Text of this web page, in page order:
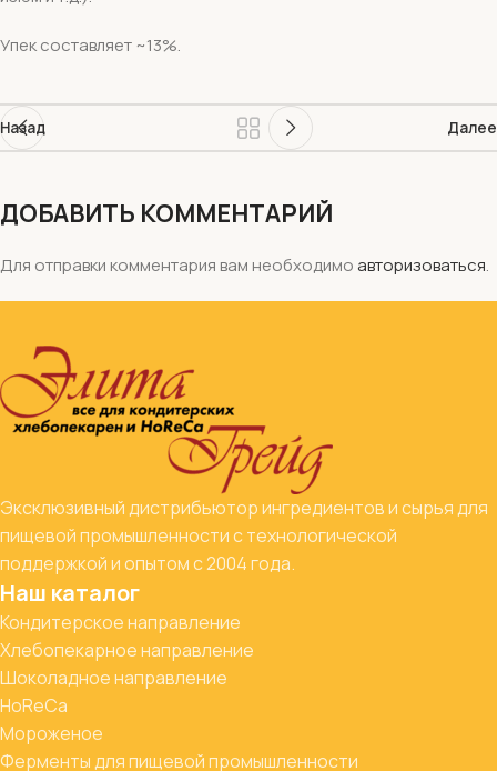
Упек составляет ~13%.
Назад Далее
ДОБАВИТЬ КОММЕНТАРИЙ
Для отправки комментария вам необходимоавторизоваться.
Эксклюзивный дистрибьютор ингредиентов и сырья для
пищевой промышленности с технологической
поддержкой и опытом с 2004 года.
Наш каталог
Кондитерское направление
Хлебопекарное направление
Шоколадное направление
HoReCa
Мороженое
Ферменты для пищевой промышленности